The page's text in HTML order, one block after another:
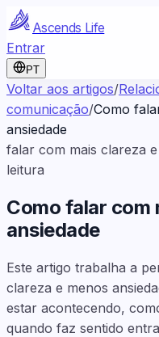
Ascends Life
Entrar
PT
Voltar aos artigos/
comunicação/Como
ansiedade
falar com mais clareza
leitura
Como falar com
ansiedade
Este artigo trabalha a
clareza e menos
estar acontecendo,
quando faz sentido